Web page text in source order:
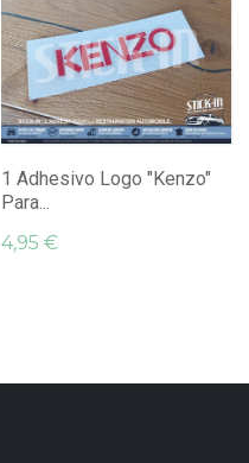
1 Adhesivo Logo "Kenzo"
Para...
4,95 €